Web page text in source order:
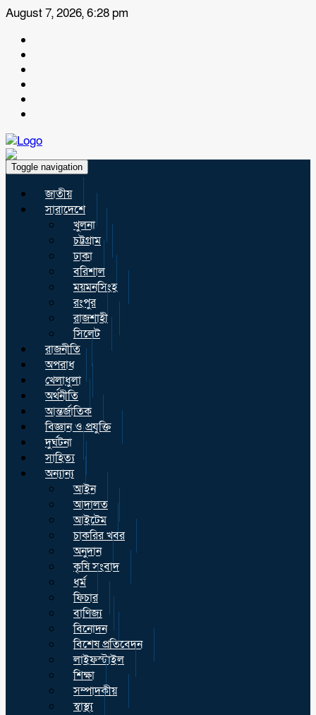
August 7, 2026, 6:28 pm
Toggle navigation
জাতীয়
সারাদেশে
খুলনা
চট্টগ্রাম
ঢাকা
বরিশাল
ময়মনসিংহ
রংপুর
রাজশাহী
সিলেট
রাজনীতি
অপরাধ
খেলাধুলা
অর্থনীতি
আন্তর্জাতিক
বিজ্ঞান ও প্রযুক্তি
দুর্ঘটনা
সাহিত্য
অন্যান্য
আইন
আদালত
আইটেম
চাকরির খবর
অনুদান
কৃষি সংবাদ
ধর্ম
ফিচার
বাণিজ্য
বিনোদন
বিশেষ প্রতিবেদন
লাইফস্টাইল
শিক্ষা
সম্পাদকীয়
স্বাস্থ্য